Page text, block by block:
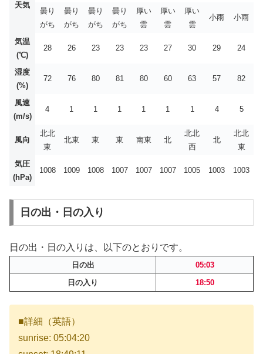
天気
曇り
がち
曇り
がち
曇り
がち
曇り
がち
厚い
雲
厚い
雲
厚い
雲
小雨 小雨
気温
(℃)
28 26 23 23 23 27 30 29 24
湿度
(%)
72 76 80 81 80 60 63 57 82
風速
(m/s)
4 1 1 1 1 1 1 4 5
風向
北北
東
北東 東 東 南東 北
北北
西
北
北北
東
気圧
(hPa)
1008 1009 1008 1007 1007 1007 1005 1003 1003
日の出・日の入り
日の出・日の入りは、以下のとおりです。
日の出
05:03
日の入り
18:50
■詳細（英語）
sunrise: 05:04:20